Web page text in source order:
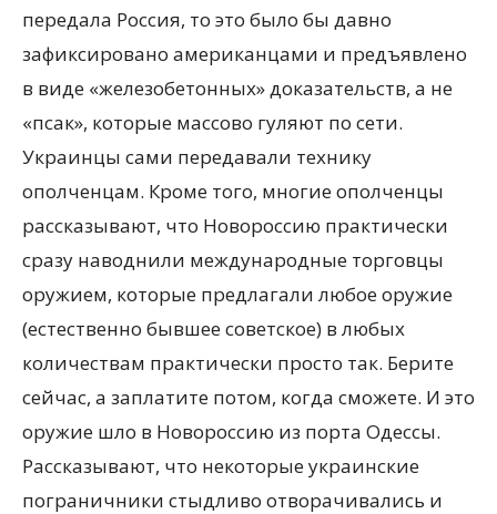
передала Россия, то это было бы давно
зафиксировано американцами и предъявлено
в виде «железобетонных» доказательств, а не
«псак», которые массово гуляют по сети.
Украинцы сами передавали технику
ополченцам. Кроме того, многие ополченцы
рассказывают, что Новороссию практически
сразу наводнили международные торговцы
оружием, которые предлагали любое оружие
(естественно бывшее советское) в любых
количествам практически просто так. Берите
сейчас, а заплатите потом, когда сможете. И это
оружие шло в Новороссию из порта Одессы.
Рассказывают, что некоторые украинские
пограничники стыдливо отворачивались и